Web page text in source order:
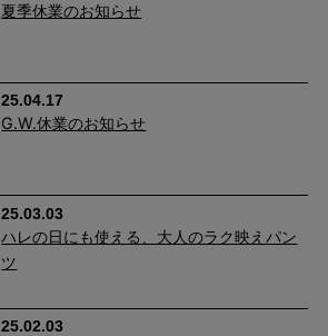
夏季休業のお知らせ
25.04.17
G.W.休業のお知らせ
25.03.03
ハレの日にも使える、大人のラク映えパン
ツ
25.02.03